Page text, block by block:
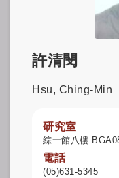
許清閔
Hsu, Ching-Min
研究室
綜一館八樓
電話
(05)631-5345